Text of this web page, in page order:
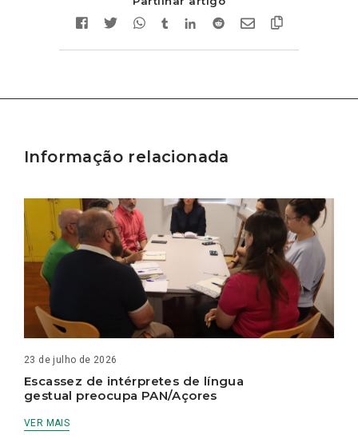
Informação relacionada
23 de julho de 2026
Escassez de intérpretes de língua
gestual preocupa PAN/Açores
VER MAIS